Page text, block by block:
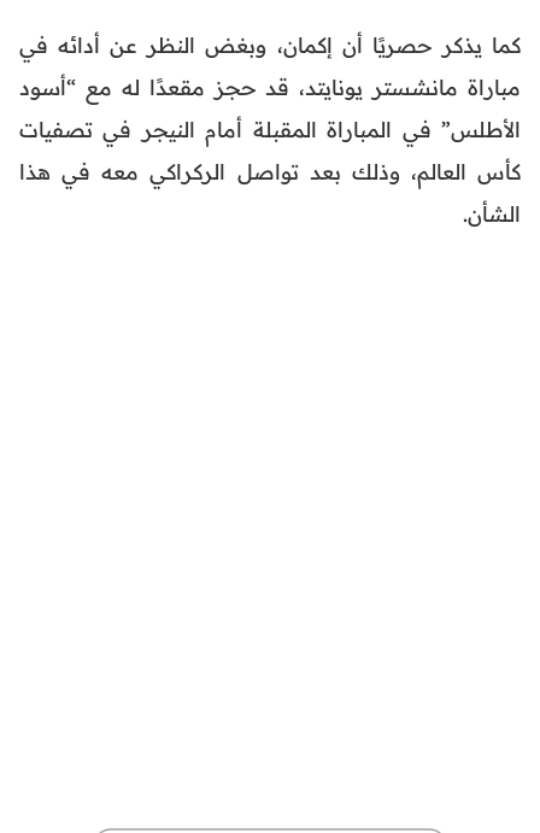
كما يذكر حصريًا أن إكمان، وبغض النظر عن أدائه في
مباراة مانشستر يونايتد، قد حجز مقعدًا له مع “أسود
الأطلس” في المباراة المقبلة أمام النيجر في تصفيات
كأس العالم، وذلك بعد تواصل الركراكي معه في هذا
الشأن.